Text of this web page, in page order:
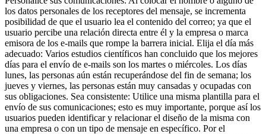
los datos personales de los receptores del mensaje, se incrementa
posibilidad de que el usuario lea el contenido del correo; ya que el
usuario percibe una relación directa entre él y la empresa o marca
emisora de los e-mails que rompe la barrera inicial. Elija el día más
adecuado: Varios estudios científicos han concluido que los mejores
días para el envío de e-mails son los martes o miércoles. Los días
lunes, las personas aún están recuperándose del fin de semana; los
jueves y viernes, las personas están muy cansadas y ocupadas con
sus obligaciones. Sea consistente: Utilice una misma plantilla para el
envío de sus comunicaciones; esto es muy importante, porque así los
usuarios pueden identificar y relacionar el diseño de la misma con
una empresa o con un tipo de mensaje en específico. Por el